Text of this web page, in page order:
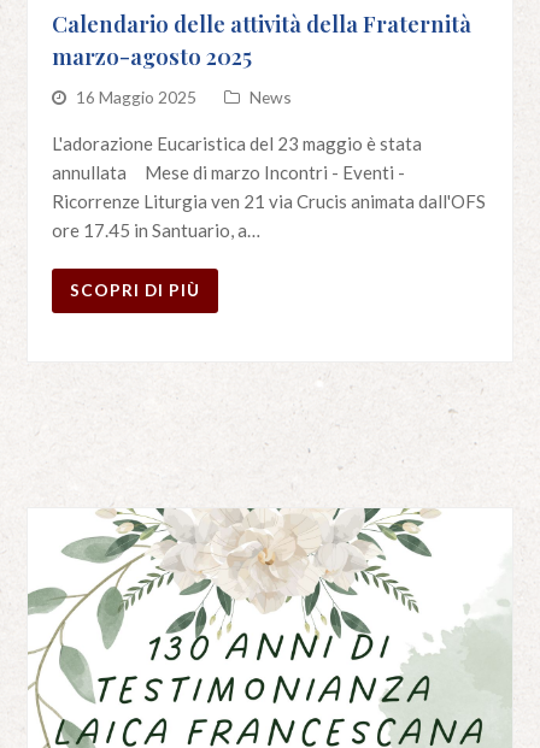
Calendario delle attività della Fraternità
marzo-agosto 2025
16 Maggio 2025 News
L'adorazione Eucaristica del 23 maggio è stata
annullata Mese di marzo Incontri - Eventi -
Ricorrenze Liturgia ven 21 via Crucis animata dall'OFS
ore 17.45 in Santuario, a…
SCOPRI DI PIÙ